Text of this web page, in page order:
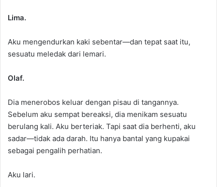
Lima.
Aku mengendurkan kaki sebentar—dan tepat saat itu,
sesuatu meledak dari lemari.
Olaf.
Dia menerobos keluar dengan pisau di tangannya.
Sebelum aku sempat bereaksi, dia menikam sesuatu
berulang kali. Aku berteriak. Tapi saat dia berhenti, aku
sadar—tidak ada darah. Itu hanya bantal yang kupakai
sebagai pengalih perhatian.
Aku lari.